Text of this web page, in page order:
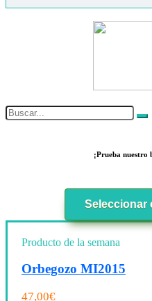
¡Prueba nuestro
Seleccionar
Producto de la semana
Orbegozo MI2015
47,00€